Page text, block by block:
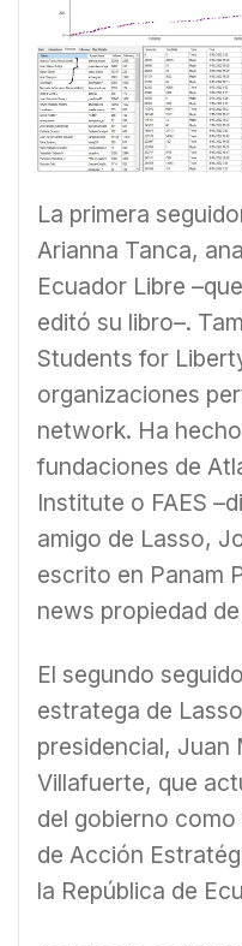
La primera
Arianna Tanca,
Ecuador Libre
editó su libro–.
Students for
organizaciones
network. Ha
fundaciones de
Institute o FAES
amigo de Lasso,
escrito en Panam
news propiedad
El segundo
estratega de
presidencial, Juan
Villafuerte, que
del gobierno
de Acción
la República de